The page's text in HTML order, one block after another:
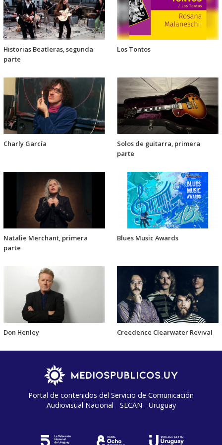
Historias Beatleras, segunda
parte
Los Tontos
Charly García
Solos de guitarra, primera
parte
Natalie Merchant, primera
parte
Blues Music Awards
Don Henley Creedence Clearwater Revival
Portal de contenidos del Servicio de Comunicación
Audiovisual Nacional - SECAN - Uruguay